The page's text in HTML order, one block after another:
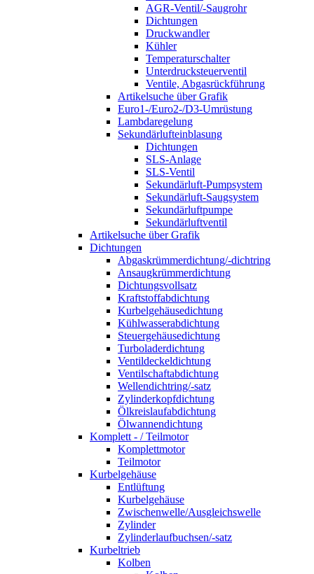
AGR-Ventil/-Saugrohr
Dichtungen
Druckwandler
Kühler
Temperaturschalter
Unterdrucksteuerventil
Ventile, Abgasrückführung
Artikelsuche über Grafik
Euro1-/Euro2-/D3-Umrüstung
Lambdaregelung
Sekundärlufteinblasung
Dichtungen
SLS-Anlage
SLS-Ventil
Sekundärluft-Pumpsystem
Sekundärluft-Saugsystem
Sekundärluftpumpe
Sekundärluftventil
Artikelsuche über Grafik
Dichtungen
Abgaskrümmerdichtung/-dichtring
Ansaugkrümmerdichtung
Dichtungsvollsatz
Kraftstoffabdichtung
Kurbelgehäusedichtung
Kühlwasserabdichtung
Steuergehäusedichtung
Turboladerdichtung
Ventildeckeldichtung
Ventilschaftabdichtung
Wellendichtring/-satz
Zylinderkopfdichtung
Ölkreislaufabdichtung
Ölwannendichtung
Komplett - / Teilmotor
Komplettmotor
Teilmotor
Kurbelgehäuse
Entlüftung
Kurbelgehäuse
Zwischenwelle/Ausgleichswelle
Zylinder
Zylinderlaufbuchsen/-satz
Kurbeltrieb
Kolben